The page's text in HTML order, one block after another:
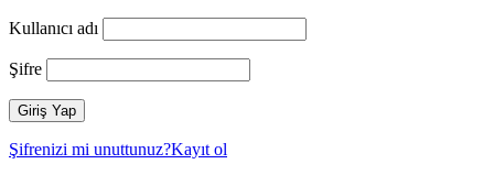
Kullanıcı adı
Şifre
Şifrenizi mi unuttunuz?Kayıt ol